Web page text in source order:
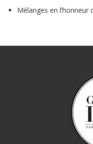
Mélanges en l’honneur